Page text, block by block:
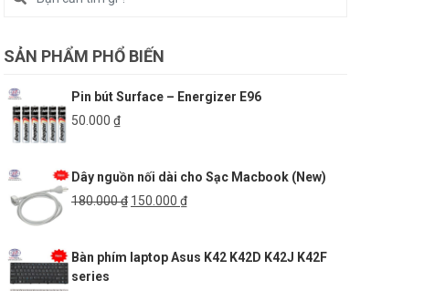
SẢN PHẨM PHỔ BIẾN
Pin bút Surface – Energizer E96
50.000 ₫
Dây nguồn nối dài cho Sạc Macbook (New)
180.000₫ Giá
180.000 ₫.
150.000 ₫Giá
là:
Bàn phím laptop Asus K42 K42D K42J K42F
series